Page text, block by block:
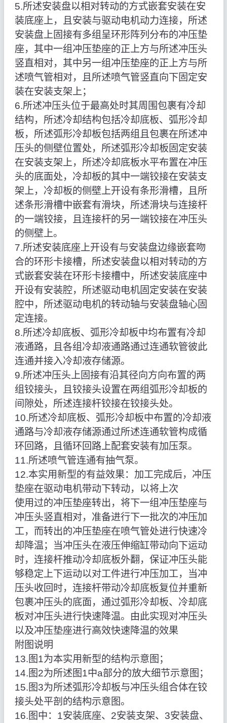
5.所述安装盘以相对转动的方式嵌套安装在安
装底座上，且安装与驱动电机动力连接，所述
安装盘上固接有多组呈环形阵列分布的冲压垫
座，其中一组冲压垫座的正上方与所述冲压头
竖直相对，其中另一组冲压垫座的正上方与所
述喷气管相对，且所述喷气管竖直向下固定安
装在安装支架上；
6.所述冲压头位于最高处时其周围包裹有冷却
结构，所述冷却结构包括冷却底板、弧形冷却
板，所述弧形冷却板包括两组且包裹在所述冲
压头的侧壁位置处，所述弧形冷却板固定安装
在安装支架上，所述冷却底板水平布置在冲压
头的底面处，冷却板的其中一端铰接在安装支
架上，冷却板的侧壁上开设有条形滑槽，且所
述条形滑槽中嵌套有滑块，所述滑块与连接杆
的一端铰接，且连接杆的另一端铰接在冲压头
的侧壁上。
7.所述安装底座上开设有与安装盘边缘嵌套吻
合的环形卡接槽，所述安装盘以相对转动的方
式嵌套安装在环形卡接槽中，所述安装底座中
开设有安装腔，所述驱动电机固定安装在安装
腔中，所述驱动电机的转动轴与安装盘轴心固
定连接。
8.所述冷却底板、弧形冷却板中均布置有冷却
液通路，且各组冷却液通路通过连通软管彼此
连通并接入冷却液存储源。
9.所述冲压头上固接有沿其径向方向布置的两
组铰接头，且铰接头设置在两组弧形冷却板的
间隙处，所述连接杆铰接在铰接头处。
10.所述冷却底板、弧形冷却板中布置的冷却液
通路与冷却液存储源通过所述连通软管构成循
环回路，且循环回路上配套安装有加压泵。
11.所述喷气管连通有抽气泵。
12.本实用新型的有益效果：加工完成后，冲压
垫座在驱动电机带动下转动，以将上次
使用过的冲压垫座转出，将下一组冲压垫座与
冲压头竖直相对，准备进行下一批次的冲压加
工，而转出的冲压垫座在喷气管处进行快速冷
却降温；当冲压头在液压伸缩缸带动向下运动
时，连接杆推动冷却底板外翻，保证冲压头能
够稳定上下运动以对工件进行冲压加工，当冲
压头收回时，连接杆带动冷却底板复位并重新
包裹冲压头的底面，通过弧形冷却板、冷却底
板对冲压头进行快速降温。由此实现对冲压头
以及冲压垫座进行高效快速降温的效果
附图说明
13.图1为本实用新型的结构示意图；
14.图2为所述图1中a部分的放大细节示意图；
15.图3为所述弧形冷却板与冲压头组合体在铰
接头处平剖的结构示意图。
16.图中：1安装底座、2安装支架、3安装盘、